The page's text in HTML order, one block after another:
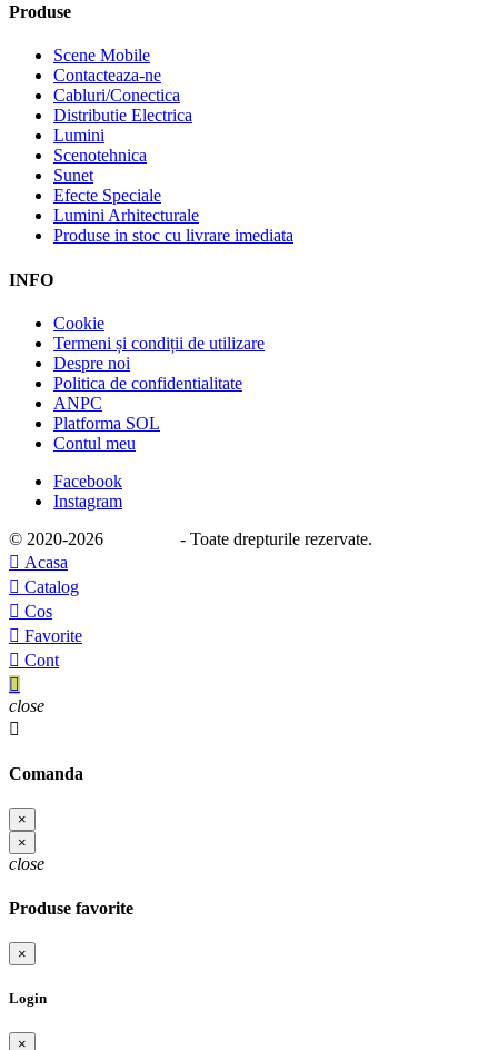
Produse
Scene Mobile
Contacteaza-ne
Cabluri/Conectica
Distributie Electrica
Lumini
Scenotehnica
Sunet
Efecte Speciale
Lumini Arhitecturale
Produse in stoc cu livrare imediata
INFO
Cookie
Termeni și condiții de utilizare
Despre noi
Politica de confidentialitate
ANPC
Platforma SOL
Contul meu
Facebook
Instagram
© 2020-2026
- Toate drepturile rezervate.
 Acasa
 Catalog
 Cos
 Favorite
 Cont

close

Comanda
×
×
close
Produse favorite
×
Login
×